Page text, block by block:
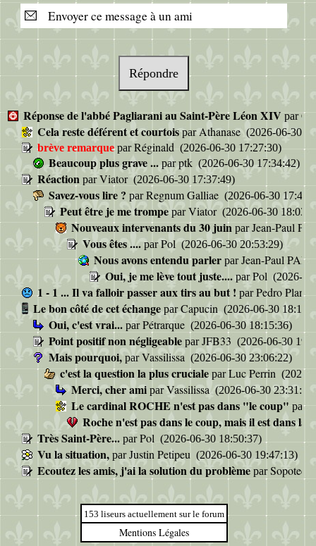
Envoyer ce message à un ami
Répondre
Réponse de l'abbé Pagliarani au Saint-Père Léon XIV par
Cela reste déférent et courtois par Athanase (2026-06-30
brève remarqueparRéginald (2026-06-30 17:27:30)
Beaucoup plus grave ...parptk (2026-06-30 17:34:42)
Réaction parViator (2026-06-30 17:37:49)
Savez-vous lire ? parRegnum Galliae (2026-06-30
Peut être je me trompe parViator (2026-06-30
Nouveaux intervenants du 30 juin parJean-Paul
Vous êtes .... parPol (2026-06-30 20:53:29)
Nous avons entendu parler parJean-Paul
Oui, je me lève tout juste.... parPol (2026-
1 - 1 ... Il va falloir passer aux tirs au but ! parPedro Plano
Le bon côté de cet échange parCapucin (2026-06-30
Oui, c'est vrai... parPétrarque (2026-06-30 18:15:36)
Point positif non négligeable parJFB33 (2026-06-30
Mais pourquoi, parVassilissa (2026-06-30 23:06:22)
c'est la question la plus crucialeparLuc Perrin (2026-
Merci, cher ami parVassilissa (2026-06-30 23:31:02)
Le cardinal ROCHE n'est pas dans "le coup" par
Roche n'est pas dans le coup, mais il est dans la
Très Saint-Père... parPol (2026-06-30 18:50:37)
Vu la situation, parJustin Petipeu (2026-06-30 19:47:13)
Ecoutez les amis, j'ai la solution du problème parSopotec
153 liseurs actuellement sur le forum
Mentions Légales